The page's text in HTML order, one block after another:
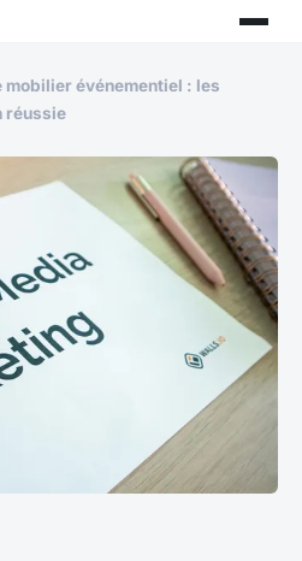
mobilier événementiel : les
réussie